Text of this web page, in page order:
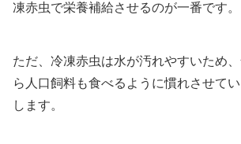
凍赤虫で栄養補給させるのが一番です。
ただ、冷凍赤虫は水が汚れやすいため
ら人口飼料も食べるように慣れさせて
します。